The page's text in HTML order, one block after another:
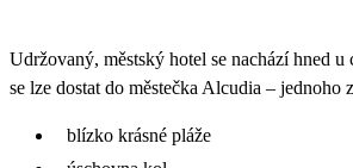
Udržovaný, městský hotel se nachází hned
se lze dostat do městečka Alcudia – jednoho
blízko krásné pláže